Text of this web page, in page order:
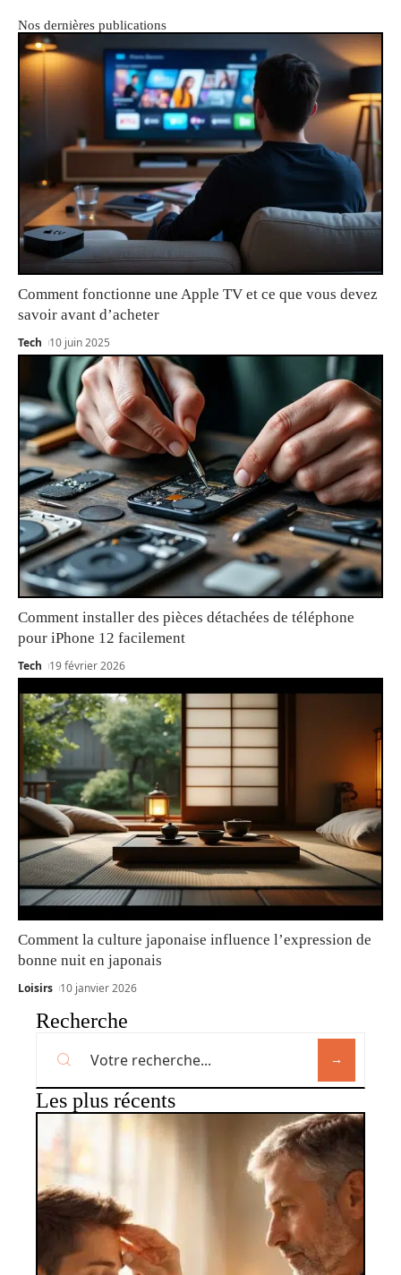
Nos dernières publications
Comment fonctionne une Apple TV et ce que vous devez
savoir avant d’acheter
Tech 10 juin 2025
Comment installer des pièces détachées de téléphone
pour iPhone 12 facilement
Tech 19 février 2026
Comment la culture japonaise influence l’expression de
bonne nuit en japonais
Loisirs 10 janvier 2026
Recherche
Les plus récents